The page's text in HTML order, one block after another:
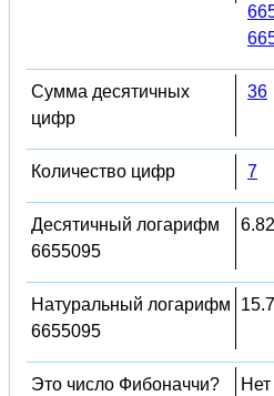
Сумма десятичных
цифр
36
Количество цифр 7
Десятичный логарифм
6655095
Натуральный логарифм
6655095
Это число Фибоначчи? Нет